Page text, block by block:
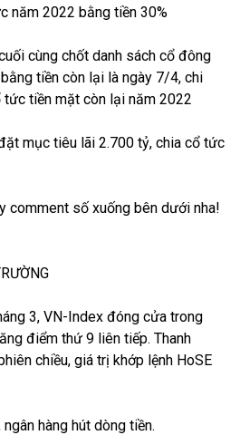
năm 2022 bằng tiền 30%
cùng chốt danh sách cổ đông
tiền còn lại là ngày 7/4, chi
tiền mặt còn lại năm 2022
mục tiêu lãi 2.700 tỷ, chia cổ tức
comment số xuống bên dưới nha!
3, VN-Index đóng cửa trong
điểm thứ 9 liên tiếp. Thanh
chiều, giá trị khớp lệnh HoSE
hàng hút dòng tiền.